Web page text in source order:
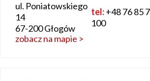
ul. Poniatowskiego
14
67-200 Głogów
tel:+48 76 85
100
zobacz na mapie >